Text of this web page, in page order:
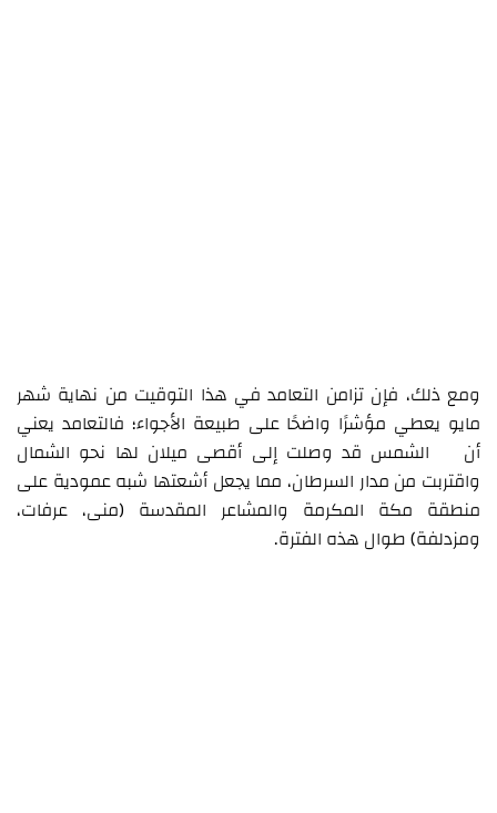
ومع ذلك، فإن تزامن التعامد في هذا التوقيت من نهاية شهر
مايو يعطي مؤشرًا واضحًا على طبيعة الأجواء؛ فالتعامد يعني
أن الشمس قد وصلت إلى أقصى ميلان لها نحو الشمال
واقتربت من مدار السرطان، مما يجعل أشعتها شبه عمودية على
منطقة مكة المكرمة والمشاعر المقدسة (منى، عرفات،
ومزدلفة) طوال هذه الفترة.